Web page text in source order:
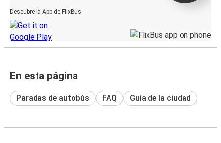
Descubre la App de FlixBus
En esta página
Paradas de autobús FAQ Guía de la ciudad